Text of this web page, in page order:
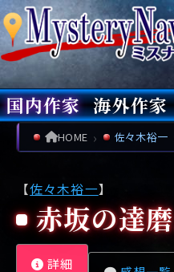
国内作家
あ行 あ い う え
さ行
さ し す せ
た行
た ち つ て
な行
な に ぬ ね
海外作家
ア行 ア
サ行
サ
タ行
タ
ナ行
ナ
HOME 佐々木裕一
【佐々木裕一】
赤坂の達
詳細